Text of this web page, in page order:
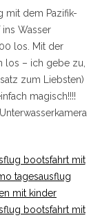
mit dem Pazifik-
Wasser
los. Mit der
los – ich gebe zu,
zum Liebsten)
magisch!!!!